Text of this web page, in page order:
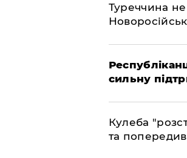
Туреччина
сильну
Кулеба
та